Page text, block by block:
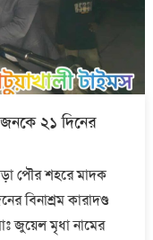
২১ দিনের
পৌর শহরে মাদক
বিনাশ্রম কারাদণ্ড
জুয়েল মৃধা নামের